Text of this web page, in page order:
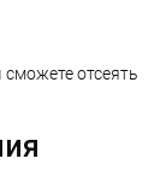
отсеять